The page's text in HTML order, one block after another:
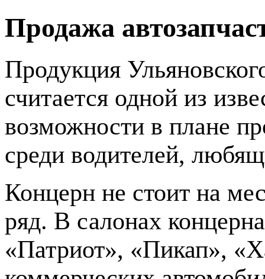
Продажа
Продукция
считается одной из
возможности в плане
среди водителей,
Концерн не стоит на
ряд. В салонах
«Патриот», «Пикап»,